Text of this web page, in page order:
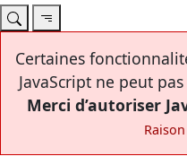
Certaines
JavaScript ne peut
Merci d’autoriser